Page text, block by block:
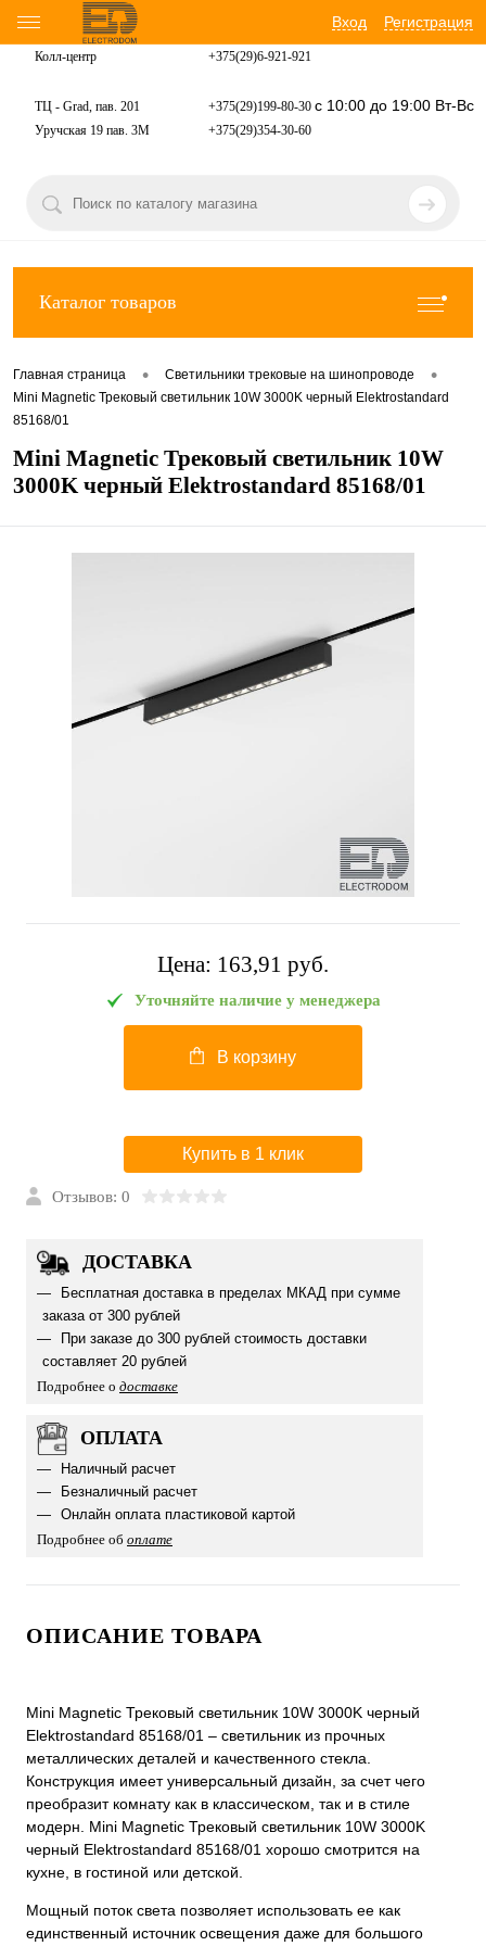
Вход Регистрация
Колл-центр +375(29)6-921-921
ТЦ - Grad, пав. 201 +375(29)199-80-30 с 10:00 до 19:00 Вт-Вс
Уручская 19 пав. 3М +375(29)354-30-60
Каталог товаров
Главная страница • Светильники трековые на шинопроводе •
Mini Magnetic Трековый светильник 10W 3000K черный Elektrostandard
85168/01
Mini Magnetic Трековый светильник 10W
3000K черный Elektrostandard 85168/01
Цена: 163,91 pуб.
Уточняйте наличие у менеджера
В корзину
Купить в 1 клик
Отзывов: 0
ДОСТАВКА
Бесплатная доставка в пределах МКАД при сумме
заказа от 300 рублей
При заказе до 300 рублей стоимость доставки
составляет 20 рублей
Подробнее о доставке
ОПЛАТА
Наличный расчет
Безналичный расчет
Онлайн оплата пластиковой картой
Подробнее об оплате
ОПИСАНИЕ ТОВАРА
Mini Magnetic Трековый светильник 10W 3000K черный
Elektrostandard 85168/01 – светильник из прочных
металлических деталей и качественного стекла.
Конструкция имеет универсальный дизайн, за счет чего
преобразит комнату как в классическом, так и в стиле
модерн. Mini Magnetic Трековый светильник 10W 3000K
черный Elektrostandard 85168/01 хорошо смотрится на
кухне, в гостиной или детской.
Мощный поток света позволяет использовать ее как
единственный источник освещения даже для большого